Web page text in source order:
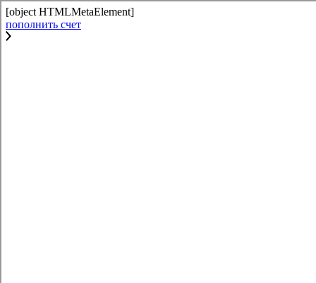
[object HTMLMetaElement]
пополнить счет